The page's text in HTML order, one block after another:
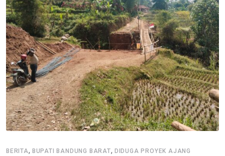
BERITA, BUPATI BANDUNG BARAT, DIDUGA PROYEK AJANG